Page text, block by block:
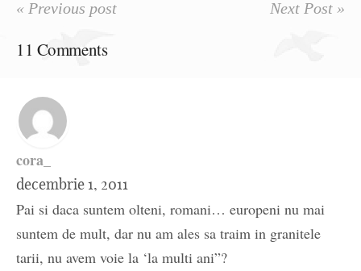
« Previous post Next Post »
11 Comments
cora_
decembrie 1, 2011
Pai si daca suntem olteni, romani… europeni nu mai
suntem de mult, dar nu am ales sa traim in granitele
tarii, nu avem voie la ‘la multi ani”?